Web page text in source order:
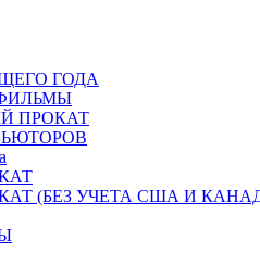
ГОДА
ПРОКАТ
(БЕЗ УЧЕТА США И